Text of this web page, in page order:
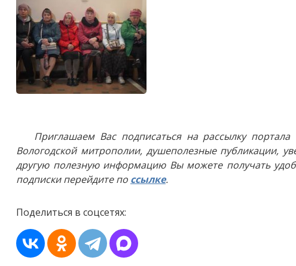
Приглашаем Вас подписаться на рассылку
Вологодской митрополии, душеполезные публикации,
другую полезную информацию Вы можете получать
подписки перейдите по ссылке.
Поделиться в соцсетях: